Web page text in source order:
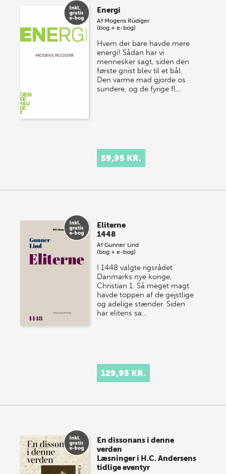
Energi
Af Mogens Rüdiger
(bog + e-bog)
Hvem der bare havde mere
energi! Sådan har vi
mennesker sagt, siden den
første gnist blev til et bål.
Den varme mad gjorde os
sundere, og de fyrige fl…
59,95 KR.
Eliterne
1448
AfGunner Lind
(bog + e-bog)
I 1448 valgte rigsrådet
Danmarks nye konge,
Christian 1. Så meget magt
havde toppen af de gejstlige
og adelige stænder. Siden
har elitens sa…
129,95 KR.
En dissonans i denne
verden
Læsninger i H.C. Andersens
tidlige eventyr